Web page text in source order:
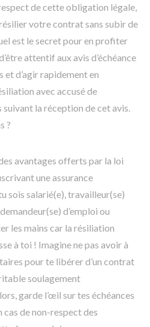
de cette obligation légale,
votre contrat sans subir de
est le secret pour en profiter
attentif aux avis d’échéance
et d’agir rapidement en
avec accusé de
la réception de cet avis.
?
avantages offerts par la loi
une assurance
sois salarié(e), travailleur(se)
d’emploi ou
les mains car la résiliation
à toi ! Imagine ne pas avoir à
pour te libérer d’un contrat
soulagement
garde l’œil sur tes échéances
de non-respect des